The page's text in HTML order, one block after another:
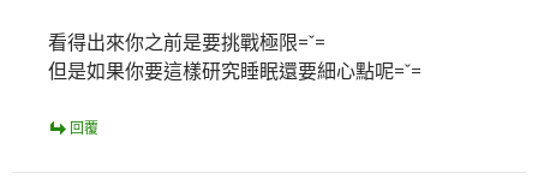
看得出來你之前是要挑戰極限=ˇ=
但是如果你要這樣研究睡眠還要細心點呢=ˇ=
回覆